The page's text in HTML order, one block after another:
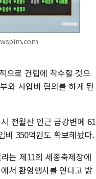
으로 건립에 착수할 것으
와 사업비 협의를 하게 된
전월산 인근 금강변에 61
비 350억원도 확보해놨다.
는 제11회 세종축제장에
서 환영행사를 연다고 밝